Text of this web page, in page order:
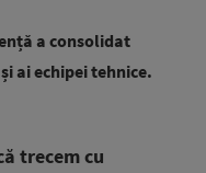
a consolidat
ai echipei tehnice.
trecem cu